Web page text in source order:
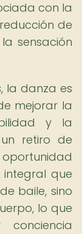
con la
de
sensación
la danza es
mejorar la
y la
retiro de
que
baile, sino
lo que